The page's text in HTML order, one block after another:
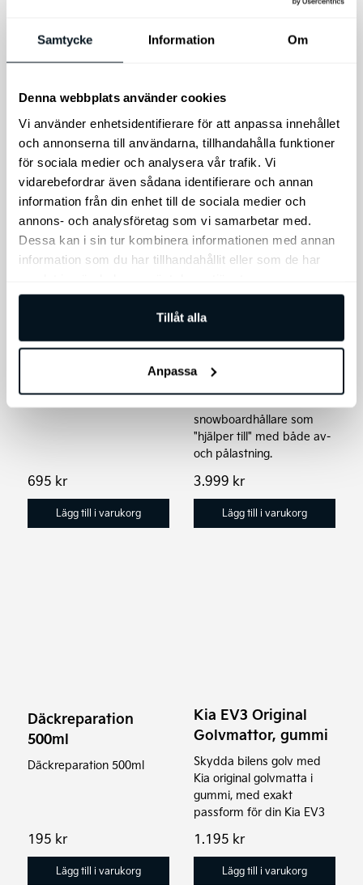
Samtycke Information Om
Denna webbplats använder cookies
Vi använder enhetsidentifierare för att anpassa innehållet
och annonserna till användarna, tillhandahålla funktioner
för sociala medier och analysera vår trafik. Vi
vidarebefordrar även sådana identifierare och annan
information från din enhet till de sociala medier och
annons- och analysföretag som vi samarbetar med.
Dessa kan i sin tur kombinera informationen med annan
information som du har tillhandahållit eller som de har
Tillåt alla
Anpassa
Lägg till i varukorg Lägg till i varukorg
Kia
Däckförvaringsset
695 kr
Lägg till i varukorg
Extender
Takmonterad skid-
och
snowboardhållare som
"hjälper till" med både av-
och pålastning.
3.999 kr
Lägg till i varukorg
Däckreparation
500ml
Däckreparation 500ml
195 kr
Lägg till i varukorg
Kia EV3 Original
Golvmattor, gummi
Skydda bilens golv med
Kia original golvmatta i
gummi, med exakt
passform för din Kia EV3
1.195 kr
Lägg till i varukorg